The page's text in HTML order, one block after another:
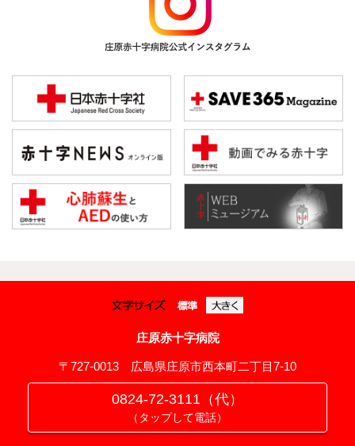
漢方・疼痛緩和科
麻酔科
ドック・健診
地域連携・相談
地域医療連携室
その他
赤十字講習・講演会等のお知らせ
庄原赤十字病院
〒727-0013 広島県庄原市西本町二丁目7-10
0824-72-3111（代）